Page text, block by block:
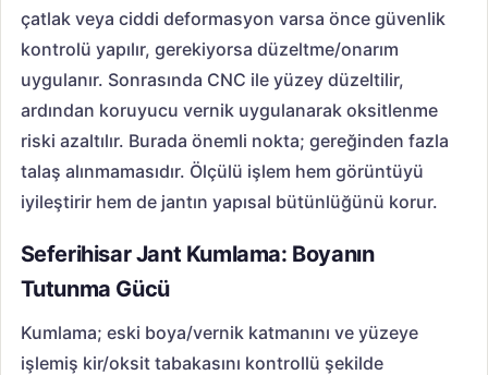
çatlak veya ciddi deformasyon varsa önce güvenlik
kontrolü yapılır, gerekiyorsa düzeltme/onarım
uygulanır. Sonrasında CNC ile yüzey düzeltilir,
ardından koruyucu vernik uygulanarak oksitlenme
riski azaltılır. Burada önemli nokta; gereğinden fazla
talaş alınmamasıdır. Ölçülü işlem hem görüntüyü
iyileştirir hem de jantın yapısal bütünlüğünü korur.
Seferihisar Jant Kumlama: Boyanın
Tutunma Gücü
Kumlama; eski boya/vernik katmanını ve yüzeye
işlemiş kir/oksit tabakasını kontrollü şekilde